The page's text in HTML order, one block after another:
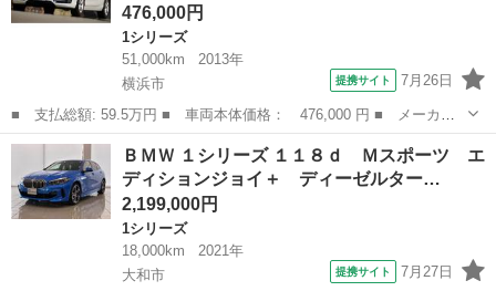
476,000円
1シリーズ
51,000km
2013年
横浜市
提携サイト 7月26日
■ 支払総額: 59.5万円 ■ 車両本体価格： 476,000 円 ■ メーカー
名： ＢＭＷ ■ 車種名： １シリーズ ■ グレード名： １１６
ｉ スポーツ 走行５．１万ｋｍ ナビ ＥＴＣ Ｂカメラ 禁煙
評価４．５点 ...
神奈川 横浜市
ＢＭＷ １シリーズ １１８ｄ Ｍスポーツ エ
ディションジョイ＋ ディーゼルター…
2,199,000円
1シリーズ
18,000km
2021年
大和市
提携サイト 7月27日